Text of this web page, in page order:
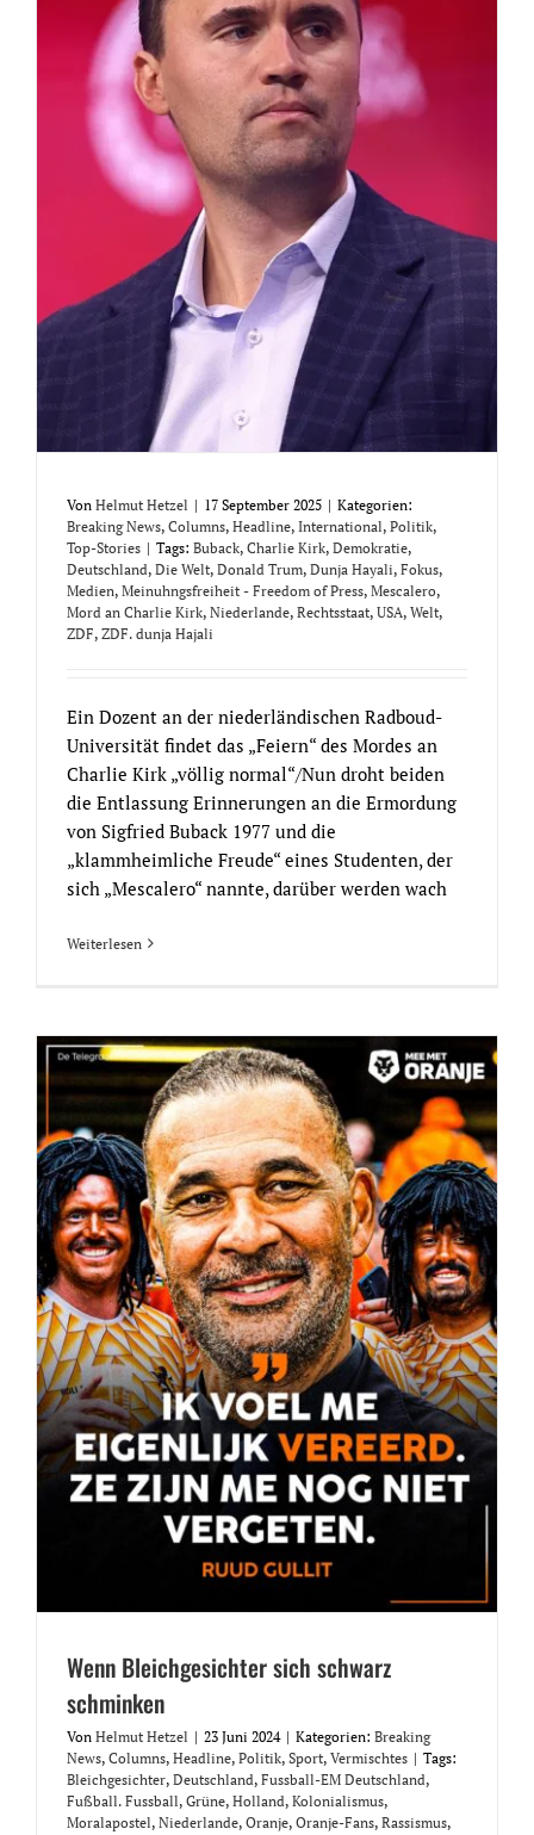
Von Helmut Hetzel | 17 September 2025 | Kategorien:
Breaking News, Columns, Headline, International, Politik,
Top-Stories | Tags: Buback, Charlie Kirk, Demokratie,
Deutschland, Die Welt, Donald Trum, Dunja Hayali, Fokus,
Medien, Meinuhngsfreiheit - Freedom of Press, Mescalero,
Mord an Charlie Kirk, Niederlande, Rechtsstaat, USA, Welt,
ZDF, ZDF. dunja Hajali
Ein Dozent an der niederländischen Radboud-
Universität findet das „Feiern“ des Mordes an
Charlie Kirk „völlig normal“/Nun droht beiden
die Entlassung Erinnerungen an die Ermordung
von Sigfried Buback 1977 und die
„klammheimliche Freude“ eines Studenten, der
sich „Mescalero“ nannte, darüber werden wach
Weiterlesen
Wenn Bleichgesichter sich schwarz
schminken
Von Helmut Hetzel | 23 Juni 2024 | Kategorien: Breaking
News, Columns, Headline, Politik, Sport, Vermischtes | Tags:
Bleichgesichter, Deutschland, Fussball-EM Deutschland,
Fußball. Fussball, Grüne, Holland, Kolonialismus,
Moralapostel, Niederlande, Oranje, Oranje-Fans, Rassismus,